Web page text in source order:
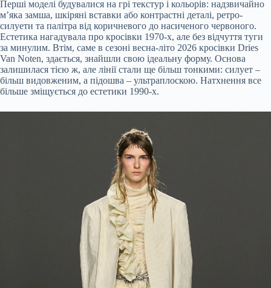
Перші моделі будувалися на грі текстур і кольорів: надзвичайно
м’яка замша, шкіряні вставки або контрастні деталі, ретро-
силуети та палітра від коричневого до насиченого червоного.
Естетика нагадувала про кросівки 1970-х, але без відчуття туги
за минулим. Втім, саме в сезоні весна-літо 2026 кросівки Dries
Van Noten, здається, знайшли свою ідеальну форму. Основа
залишилася тією ж, але лінії стали ще більш тонкими: силует –
більш видовженим, а підошва – ультраплоскою. Натхнення все
більше зміщується до естетики 1990-х.